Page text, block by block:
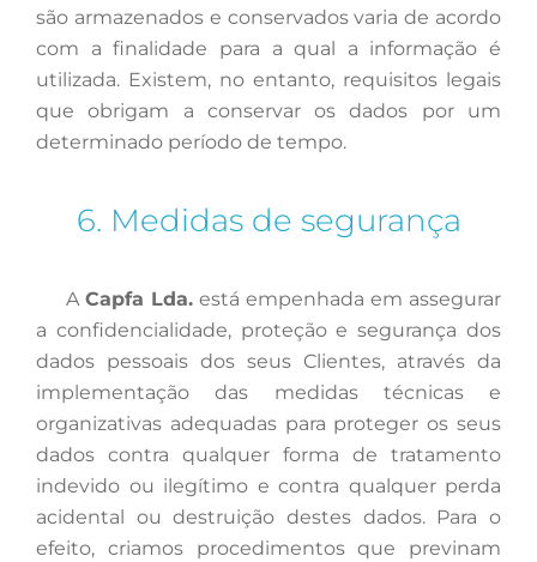
são armazenados e conservados varia de acordo
com a finalidade para a qual a informação é
utilizada. Existem, no entanto, requisitos legais
que obrigam a conservar os dados por um
determinado período de tempo.
6. Medidas de segurança
A Capfa Lda. está empenhada em assegurar
a confidencialidade, proteção e segurança dos
dados pessoais dos seus Clientes, através da
implementação das medidas técnicas e
organizativas adequadas para proteger os seus
dados contra qualquer forma de tratamento
indevido ou ilegítimo e contra qualquer perda
acidental ou destruição destes dados. Para o
efeito, criamos procedimentos que previnam